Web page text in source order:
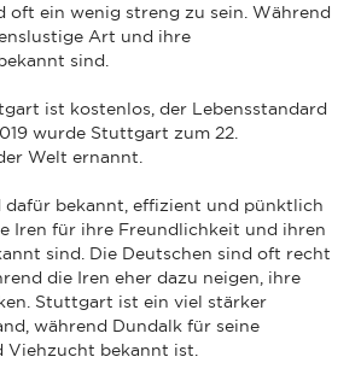
oft ein wenig streng zu sein. Während
Art und ihre
sind.
ist kostenlos, der Lebensstandard
wurde Stuttgart zum 22.
Welt ernannt.
dafür bekannt, effizient und pünktlich
Iren für ihre Freundlichkeit und ihren
sind. Die Deutschen sind oft recht
die Iren eher dazu neigen, ihre
Stuttgart ist ein viel stärker
während Dundalk für seine
bekannt ist.